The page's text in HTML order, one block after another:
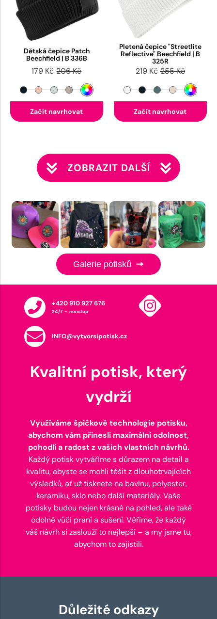
Dětská čepice Patch
Beechfield | B 336B
179 Kč 206 Kč
Začít navrhovat
Pletená čepice "Streetlite
Reflective" Beechfield | B
325R
219 Kč 255 Kč
Začít navrhovat
ZOBRAZIT DALŠÍ
Galerie potisků
+420 910 927 676
24/7 - nonstop
INFO@vytvorsipotisk.cz
Kvalitní potisk, který
vydrží
Využíváme špičkové technologie potisku,
abychom vám přinesli maximální odolnost,
pohodlí a radost z vašich vlastních návrhů.
Každý potisk vytváříme s důrazem na detail a
kvalitu, abyste se mohli těšit z dlouhotrvajících
výsledků, ať už tisknete na bavlnu, polyester,
keramiku, sklo nebo další materiály. Vaše
potisky budou nejen krásné na pohled, ale také
odolné vůči praní a sušení. Věříme, že každý
váš návrh si zaslouží to nejlepší – a my jsme tu,
abychom to zajistili.
Důležité odkazy